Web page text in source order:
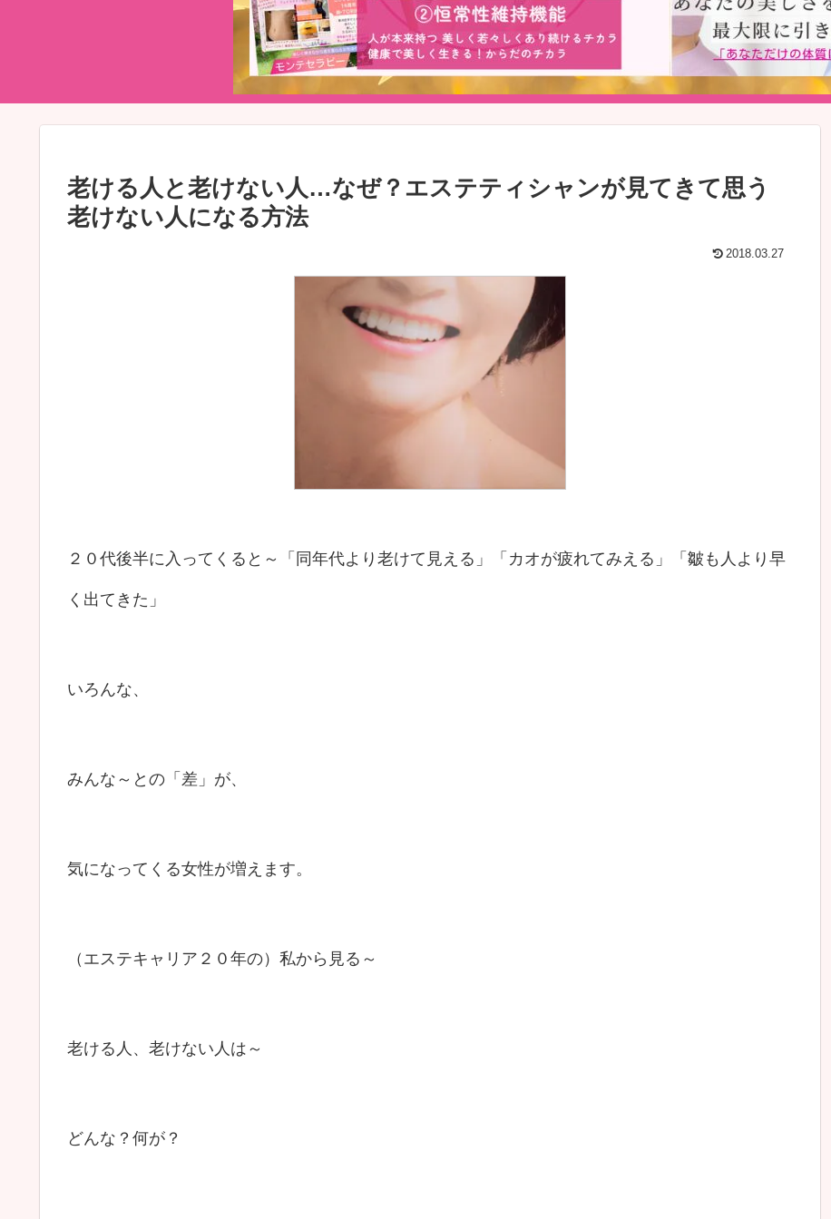
老ける人と老けない人…なぜ？エステティシャンが見てきて思う
老けない人になる方法
2018.03.27
２０代後半に入ってくると～「同年代より老けて見える」「カオが疲れてみえる」「皺も人より早
く出てきた」
いろんな、
みんな～との「差」が、
気になってくる女性が増えます。
（エステキャリア２０年の）私から見る～
老ける人、老けない人は～
どんな？何が？